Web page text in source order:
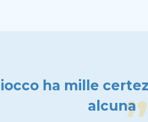
ha mille
alcuna